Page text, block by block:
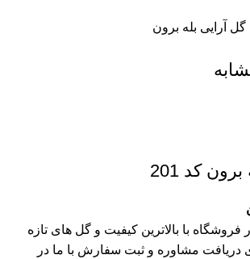
گل آرایی بله برون
کد 201
با بالاترین کیفیت و گل های تازه
دریافت مشاوره و ثبت سفارش با ما در